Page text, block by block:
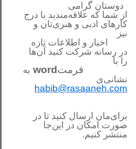
دوستان گرامی
از شما که علاقه‌مندید با درج
کارهای‌ ادبی و هنری‌تان و
نیز
اخبار و اطلاعات تازه
در رسانه شرکت کنید آن‌ها
را با
فرمتword به
نشانی‌ی
habib@rasaaneh.com
برای‌مان ارسال کنید تا در
صورت امکان در این‌جا
منتشر کنیم.